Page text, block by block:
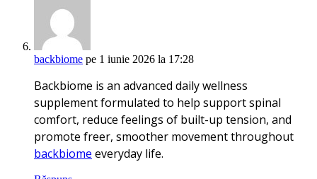
backbiome pe 1 iunie 2026 la 17:28
Backbiome is an advanced daily wellness
supplement formulated to help support spinal
comfort, reduce feelings of built-up tension, and
promote freer, smoother movement throughout
backbiome everyday life.